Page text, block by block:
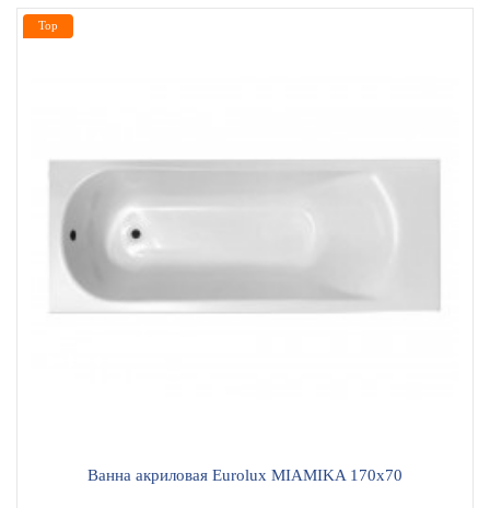
Ванна акриловая Eurolux MIAMIKA 170х70
Top